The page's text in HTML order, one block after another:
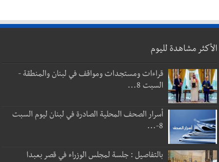
الأكثر مشاهدة لليوم
قراءات ومستجدات ومواقف في لبنان والمنطقة -
السبت 8...
أسرار الصحف المحلية الصادرة في لبنان ليوم السبت
8-...
بالتفاصيل : جلسة لمجلس الوزراء في قصر بعبدا